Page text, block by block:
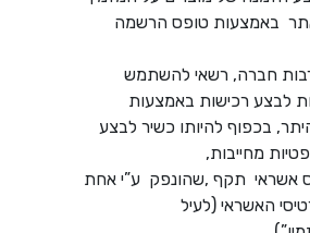
באמצעות טופס הרשמה
חברה, רשאי להשתמש
לבצע רכישות באמצעות
בכפוף להיותו כשיר לבצע
מחייבות,
אשראי תקף ,שהונפק ע”י אחת
האשראי (לעיל